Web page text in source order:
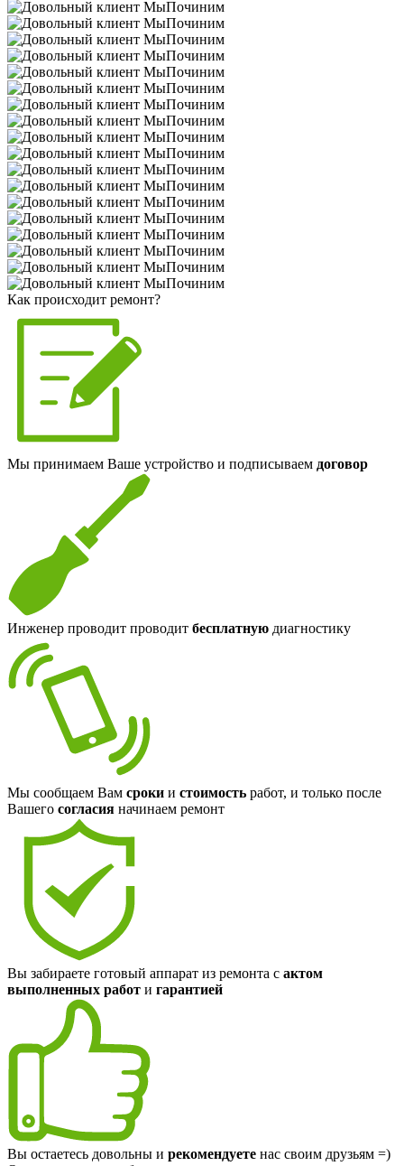
Как происходит ремонт?
Мы принимаем Ваше устройство и подписываем договор
Инженер проводит проводит бесплатную диагностику
Мы сообщаем Вам сроки и стоимость работ, и только после
Вашего согласия начинаем ремонт
Вы забираете готовый аппарат из ремонта с актом
выполненных работ и гарантией
Вы остаетесь довольны и рекомендуете нас своим друзьям =)